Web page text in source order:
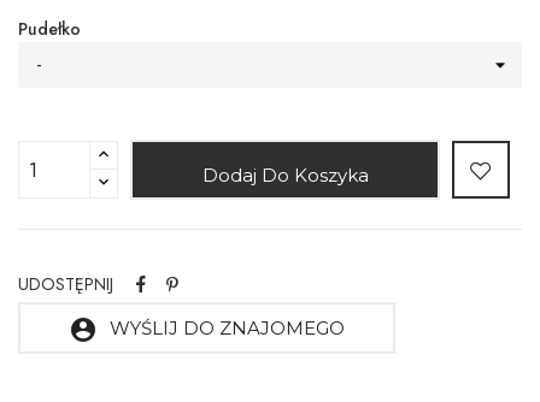
Pudełko
-
Dodaj Do Koszyka
UDOSTĘPNIJ
account_circle WYŚLIJ DO ZNAJOMEGO